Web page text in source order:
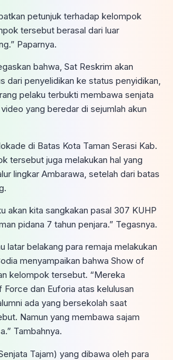
petunjuk terhadap kelompok
tersebut berasal dari luar
Paparnya.
bahwa, Sat Reskrim akan
dari penyelidikan ke status penyidikan,
pelaku terbukti membawa senjata
yang beredar di sejumlah akun
di Batas Kota Taman Serasi Kab.
tersebut juga melakukan hal yang
lingkar Ambarawa, setelah dari batas
akan kita sangkakan pasal 307 KUHP
pidana 7 tahun penjara.” Tegasnya.
latar belakang para remaja melakukan
menyampaikan bahwa Show of
kelompok tersebut. “Mereka
Force dan Euforia atas kelulusan
ada yang bersekolah saat
Namun yang membawa sajam
Tambahnya.
Tajam) yang dibawa oleh para